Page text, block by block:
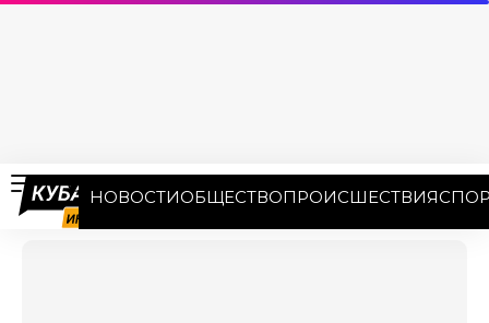
НОВОСТИОБЩЕСТВОПРОИСШЕСТВИЯ